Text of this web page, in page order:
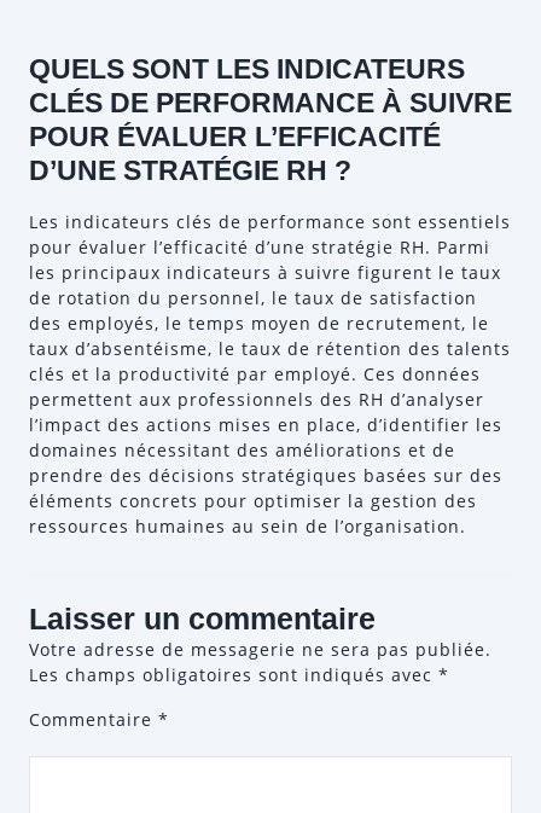
QUELS SONT LES INDICATEURS
CLÉS DE PERFORMANCE À SUIVRE
POUR ÉVALUER L’EFFICACITÉ
D’UNE STRATÉGIE RH ?
Les indicateurs clés de performance sont essentiels
pour évaluer l’efficacité d’une stratégie RH. Parmi
les principaux indicateurs à suivre figurent le taux
de rotation du personnel, le taux de satisfaction
des employés, le temps moyen de recrutement, le
taux d’absentéisme, le taux de rétention des talents
clés et la productivité par employé. Ces données
permettent aux professionnels des RH d’analyser
l’impact des actions mises en place, d’identifier les
domaines nécessitant des améliorations et de
prendre des décisions stratégiques basées sur des
éléments concrets pour optimiser la gestion des
ressources humaines au sein de l’organisation.
Laisser un commentaire
Votre adresse de messagerie ne sera pas publiée.
Les champs obligatoires sont indiqués avec *
Commentaire *